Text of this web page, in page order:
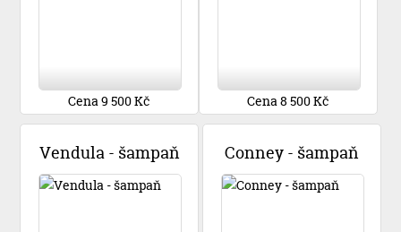
Cena 9 500 Kč Cena 8 500 Kč
Vendula - šampaň Conney - šampaň